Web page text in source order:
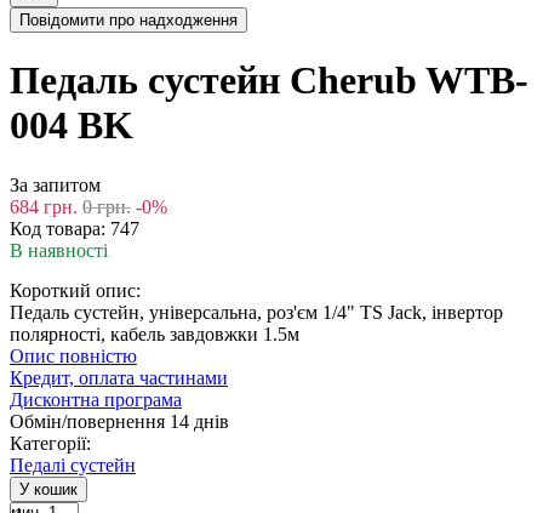
Повідомити про надходження
Педаль сустейн Cherub WTB-
004 BK
За запитом
684 грн. 0 грн. -0%
Код товара: 747
В наявності
Короткий опис:
Педаль сустейн, універсальна, роз'єм 1/4" TS Jack, інвертор
полярності, кабель завдовжки 1.5м
Опис повністю
Кредит, оплата частинами
Дисконтна програма
Обмін/повернення 14 днів
Категорії:
Педалі сустейн
У кошик